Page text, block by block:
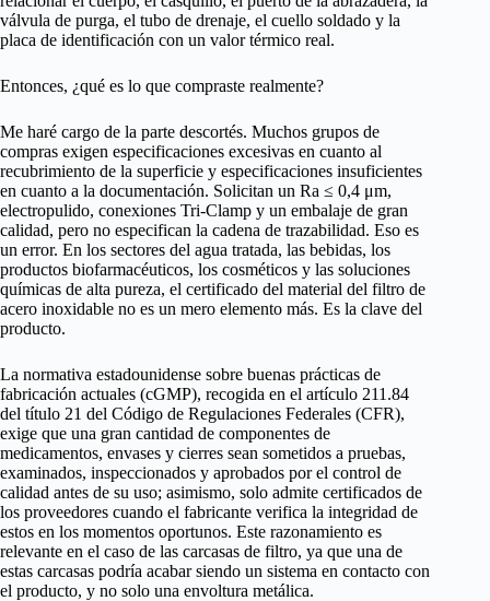
válvula de purga, el tubo de drenaje, el cuello soldado y la
placa de identificación con un valor térmico real.
Entonces, ¿qué es lo que compraste realmente?
Me haré cargo de la parte descortés. Muchos grupos de
compras exigen especificaciones excesivas en cuanto al
recubrimiento de la superficie y especificaciones insuficientes
en cuanto a la documentación. Solicitan un Ra ≤ 0,4 μm,
electropulido, conexiones Tri-Clamp y un embalaje de gran
calidad, pero no especifican la cadena de trazabilidad. Eso es
un error. En los sectores del agua tratada, las bebidas, los
productos biofarmacéuticos, los cosméticos y las soluciones
químicas de alta pureza, el certificado del material del filtro de
acero inoxidable no es un mero elemento más. Es la clave del
producto.
La normativa estadounidense sobre buenas prácticas de
fabricación actuales (cGMP), recogida en el artículo 211.84
del título 21 del Código de Regulaciones Federales (CFR),
exige que una gran cantidad de componentes de
medicamentos, envases y cierres sean sometidos a pruebas,
examinados, inspeccionados y aprobados por el control de
calidad antes de su uso; asimismo, solo admite certificados de
los proveedores cuando el fabricante verifica la integridad de
estos en los momentos oportunos. Este razonamiento es
relevante en el caso de las carcasas de filtro, ya que una de
estas carcasas podría acabar siendo un sistema en contacto con
el producto, y no solo una envoltura metálica.